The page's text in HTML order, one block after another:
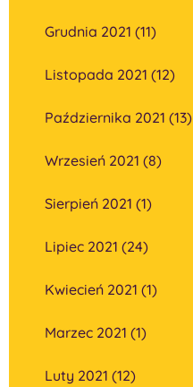
Grudnia 2021 (11)
Listopada 2021 (12)
Października 2021 (13)
Wrzesień 2021 (8)
Sierpień 2021 (1)
Lipiec 2021 (24)
Kwiecień 2021 (1)
Marzec 2021 (1)
Luty 2021 (12)